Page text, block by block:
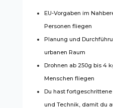
EU-Vorgaben im
Personen fliegen
Planung und
urbanen Raum
Drohnen ab 250g bis 4
Menschen fliegen
Du hast
und Technik, damit du